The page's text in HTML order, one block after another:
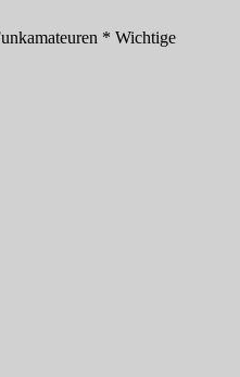
* Wichtige